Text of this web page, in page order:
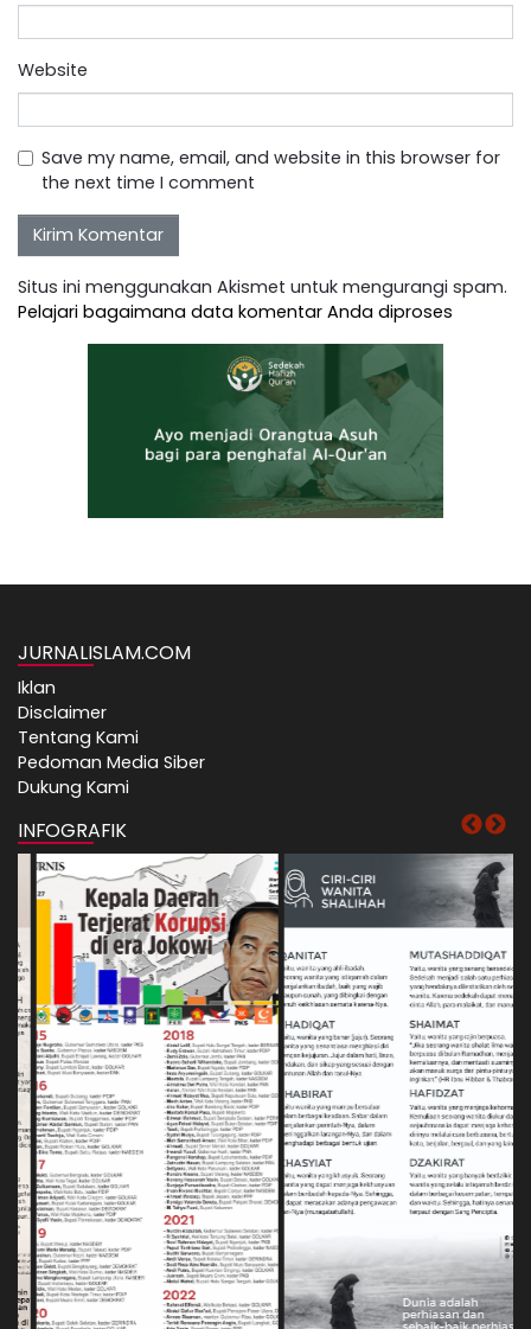
Website
Save my name, email, and website in this browser for
the next time I comment
Situs ini menggunakan Akismet untuk mengurangi spam.
Pelajari bagaimana data komentar Anda diproses
JURNALISLAM.COM
Iklan
Disclaimer
Tentang Kami
Pedoman Media Siber
Dukung Kami
INFOGRAFIK